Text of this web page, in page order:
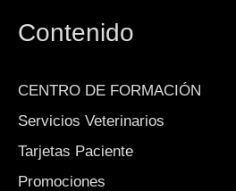
Contenido
CENTRO DE FORMACIÓN
Servicios Veterinarios
Tarjetas Paciente
Promociones